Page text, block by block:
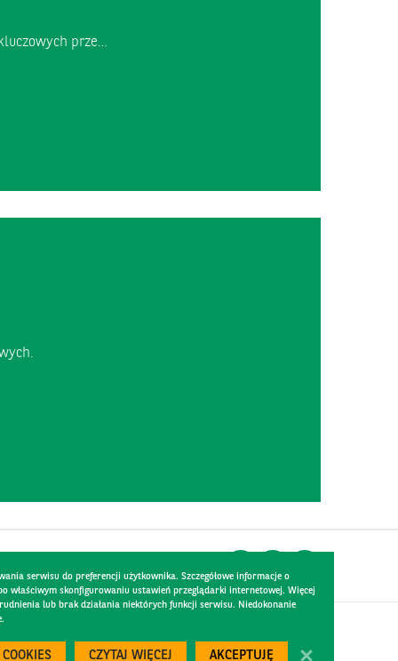
prze…
serwisu do preferencji użytkownika. Szczegółowe informacje o
właściwym skonfigurowaniu ustawień przeglądarki internetowej. Więcej
lub brak działania niektórych funkcji serwisu. Niedokonanie
CZYTAJ WIĘCEJ AKCEPTUJĘ
Created by 300.codes